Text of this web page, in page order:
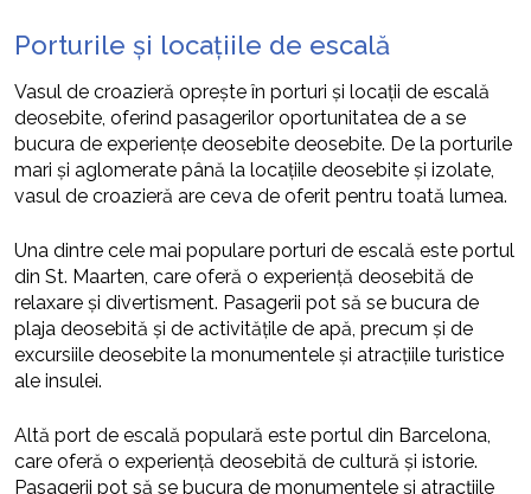
Porturile și locațiile de escală
Vasul de croazieră oprește în porturi și locații de escală
deosebite, oferind pasagerilor oportunitatea de a se
bucura de experiențe deosebite deosebite. De la porturile
mari și aglomerate până la locațiile deosebite și izolate,
vasul de croazieră are ceva de oferit pentru toată lumea.
Una dintre cele mai populare porturi de escală este portul
din St. Maarten, care oferă o experiență deosebită de
relaxare și divertisment. Pasagerii pot să se bucura de
plaja deosebită și de activitățile de apă, precum și de
excursiile deosebite la monumentele și atracțiile turistice
ale insulei.
Altă port de escală populară este portul din Barcelona,
care oferă o experiență deosebită de cultură și istorie.
Pasagerii pot să se bucura de monumentele și atracțiile